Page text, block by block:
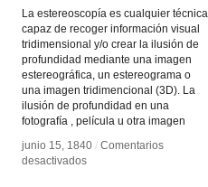
La estereoscopía es cualquier técnica
capaz de recoger información visual
tridimensional y/o crear la ilusión de
profundidad mediante una imagen
estereográfica, un estereograma o
una imagen tridimencional (3D). La
ilusión de profundidad en una
fotografía , película u otra imagen
junio 15, 1840 / Comentarios
desactivadosen
junio 15, 1840 / Comentarios
desactivadosen